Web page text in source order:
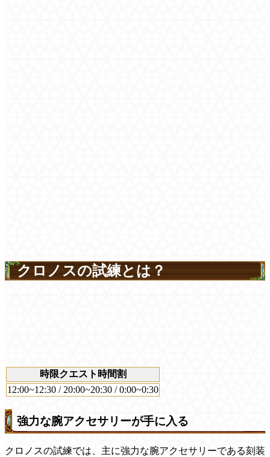
クロノスの試練とは？
時限クエスト時間割
12:00~12:30 / 20:00~20:30 / 0:00~0:30
強力な腕アクセサリーが手に入る
クロノスの試練では、主に強力な腕アクセサリーである刻装